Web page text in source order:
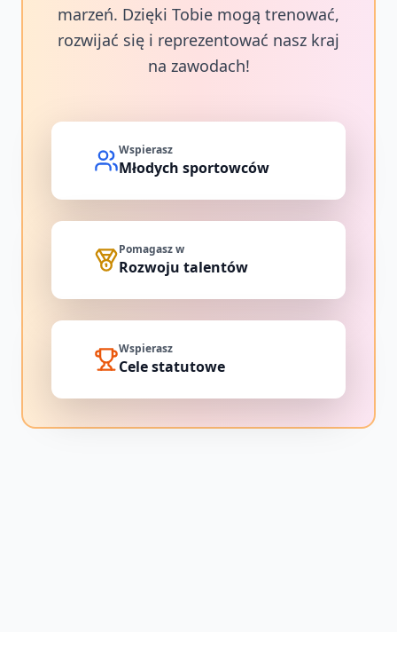
marzeń. Dzięki Tobie mogą trenować,
rozwijać się i reprezentować nasz kraj
na zawodach!
Wspierasz
Młodych sportowców
Pomagasz w
Rozwoju talentów
Wspierasz
Cele statutowe